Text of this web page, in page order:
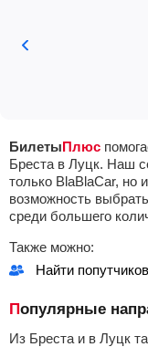
БилетыПлюс
Бреста в Луцк. Наш
только BlaBlaCar, но
возможность
среди большего
Также можно:
Найти
Популярные
Из Бреста и в Луцк